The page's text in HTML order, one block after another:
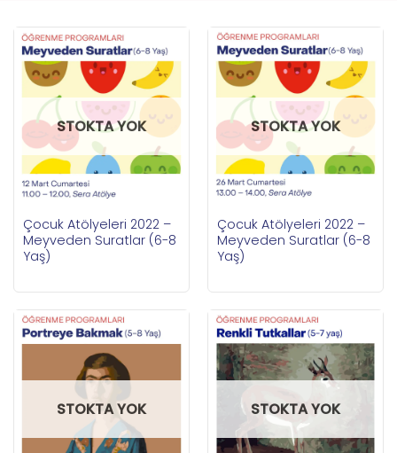
STOKTA YOK
Çocuk Atölyeleri 2022 –
Meyveden Suratlar (6-8
Yaş)
STOKTA YOK
Çocuk Atölyeleri 2022 –
Meyveden Suratlar (6-8
Yaş)
STOKTA YOK STOKTA YOK